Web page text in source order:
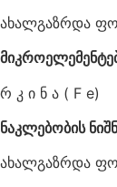
ახალგაზრდა
რ კ ი ნ ა ( F e)
ნაკლებობის
ახალგაზრდა